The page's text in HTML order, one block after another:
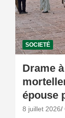
SOCIETÉ
Drame
épouse
8 juillet 2026